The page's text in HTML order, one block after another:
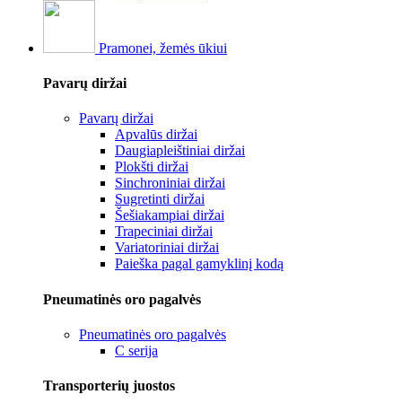
Pramonei, žemės ūkiui
Pavarų diržai
Pavarų diržai
Apvalūs diržai
Daugiapleištiniai diržai
Plokšti diržai
Sinchroniniai diržai
Sugretinti diržai
Šešiakampiai diržai
Trapeciniai diržai
Variatoriniai diržai
Paieška pagal gamyklinį kodą
Pneumatinės oro pagalvės
Pneumatinės oro pagalvės
C serija
Transporterių juostos